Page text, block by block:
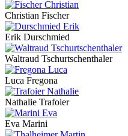
Christian Fischer
Erik Durschmied
Waltraud Tschurtschenthaler
Luca Fregona
Nathalie Trafoier
Eva Marini